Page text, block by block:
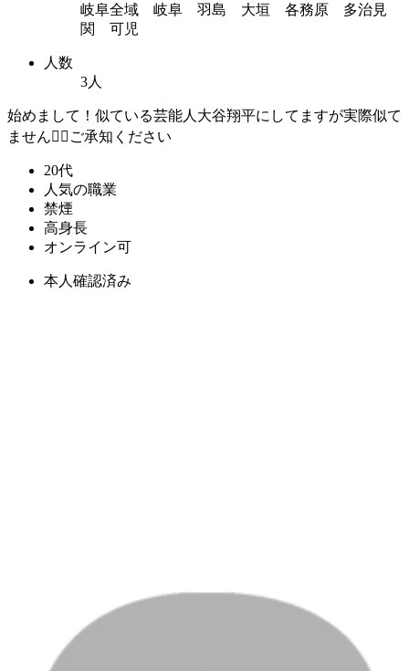
岐阜全域 岐阜 羽島 大垣 各務原 多治見
関 可児
人数
3人
始めまして！似ている芸能人大谷翔平にしてますが実際似て
ません🤦‍♂️ご承知ください
20代
人気の職業
禁煙
高身長
オンライン可
本人確認済み